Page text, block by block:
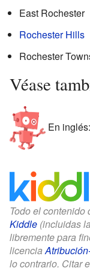
East Rochester
Rochester Hills
Rochester
Véase
En inglés:
Todo el contenido
Kiddle (incluidas
libremente para
licencia
lo contrario. Citar